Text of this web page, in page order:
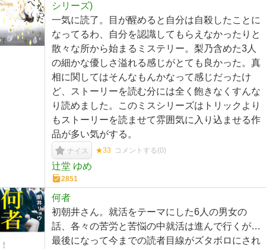
シリーズ)
一気に読了。目が醒めると自分は自殺したことに
なってるわ、自分を認識してもらえなかったりと
散々な所から始まるミステリー。梨乃含めた3人
の細かな優しさ溢れる感じがとても良かった。真
相に関してはそんなもんかなって感じだったけ
ど、ストーリーを読む分には全く飽きなくすんな
り読めました。このミスシリーズはトリックより
もストーリーを読ませて雰囲気に入り込ませる作
品が多い気がする。
ナイス ★33 コメントする(0)
辻堂 ゆめ
2851
何者
初朝井さん。就活をテーマにした6人の男女の
話、各々の苦労と苦悩の中就活は進んで行くが…
最後になって今までの読者目線がズタボロにされ